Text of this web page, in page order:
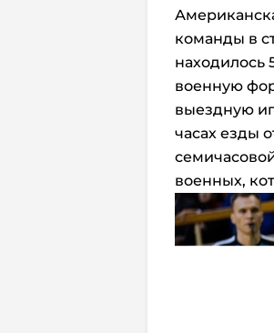
команды в
находилось
военную
выездную
часах езды
военных,